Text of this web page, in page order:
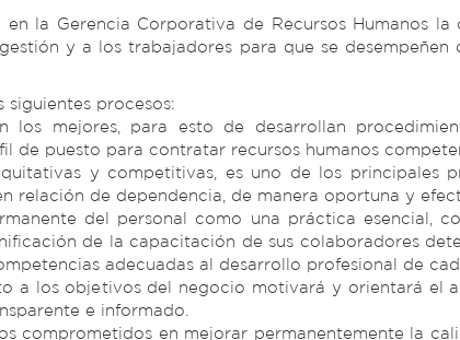
en la Gerencia Corporativa de Recursos Humanos
y a los trabajadores para que se
siguientes procesos:
los mejores, para esto de desarrollan
de puesto para contratar recursos humanos
y competitivas, es uno de los principales
relación de dependencia, de manera oportuna y
del personal como una práctica esencial,
de la capacitación de sus colaboradores
adecuadas al desarrollo profesional de
a los objetivos del negocio motivará y orientará el
e informado.
comprometidos en mejorar permanentemente la